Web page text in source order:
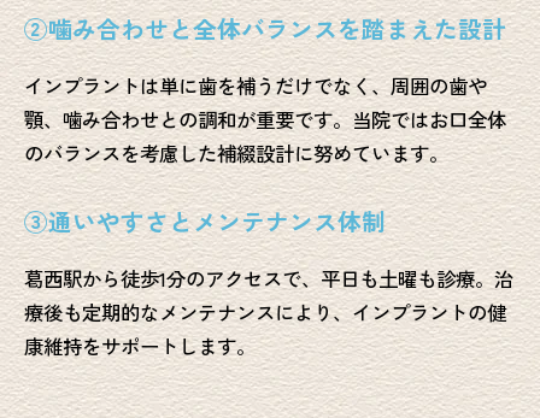
②噛み合わせと全体バランスを踏まえた設計
インプラントは単に歯を補うだけでなく、周囲の歯や
顎、噛み合わせとの調和が重要です。当院ではお口全体
のバランスを考慮した補綴設計に努めています。
③通いやすさとメンテナンス体制
葛西駅から徒歩1分のアクセスで、平日も土曜も診療。治
療後も定期的なメンテナンスにより、インプラントの健
康維持をサポートします。